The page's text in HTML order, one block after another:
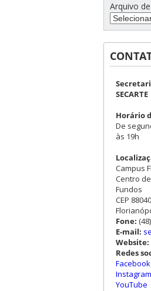
Arquivo
SECARTE
Horário
De
às 19h
Campus
Centro
Fundos
CEP
Fone:
E-mail:
Website:
Redes
Facebook
Instagram
YouTube